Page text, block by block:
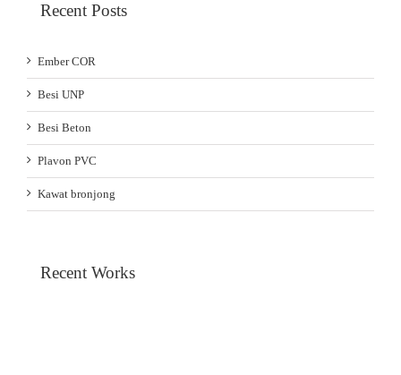
Recent Posts
Ember COR
Besi UNP
Besi Beton
Plavon PVC
Kawat bronjong
Recent Works